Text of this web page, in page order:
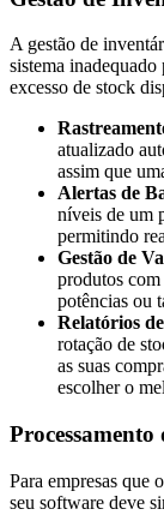
A gestão de
sistema inadequado
excesso de stock
atualizado
assim que
Alertas de
níveis de um
permitindo
Gestão de
produtos
potências ou
Relatórios
rotação de
as suas
escolher o
Processamento
Para empresas que
seu software deve